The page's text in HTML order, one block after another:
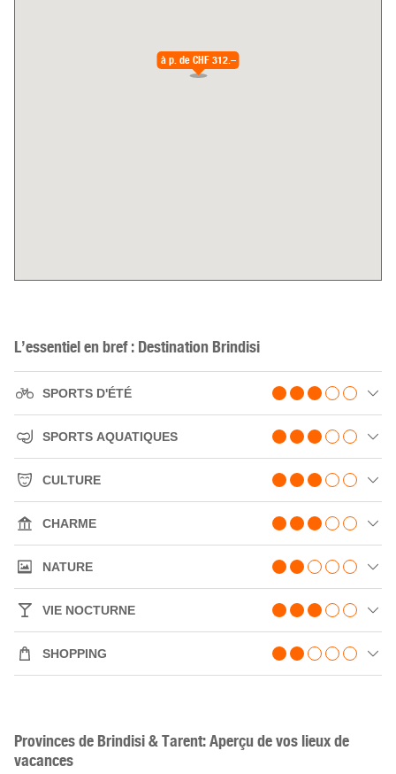
à p. de CHF 312.–
L’essentiel en bref : Destination Brindisi
SPORTS D'ÉTÉ
SPORTS AQUATIQUES
CULTURE
CHARME
NATURE
VIE NOCTURNE
SHOPPING
Provinces de Brindisi & Tarent: Aperçu de vos lieux de
vacances